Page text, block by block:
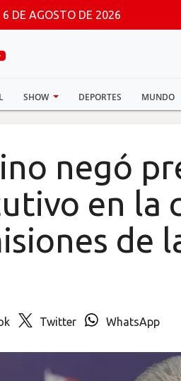
6 DE AGOSTO DE 2026
SHOW DEPORTES MUNDO
negó
en la
de
Twitter WhatsApp